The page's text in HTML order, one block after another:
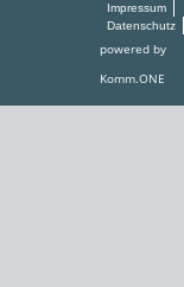
Impressum
Datenschutz
powered by
Komm.ONE